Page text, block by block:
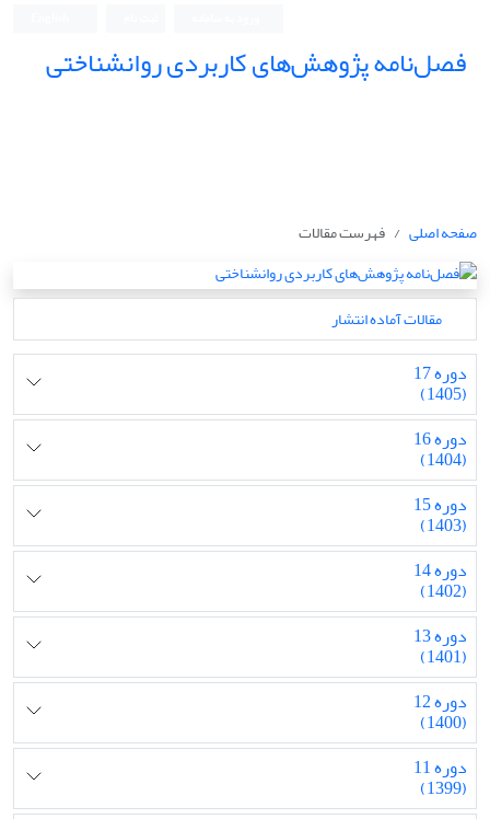
فصل‌نامه پژوهش‌های کاربردی روانشناختی
صفحه اصلی فهرست مقالات
مقالات آماده انتشار
دوره 17
(1405)
دوره 16
(1404)
دوره 15
(1403)
دوره 14
(1402)
دوره 13
(1401)
دوره 12
(1400)
دوره 11
(1399)